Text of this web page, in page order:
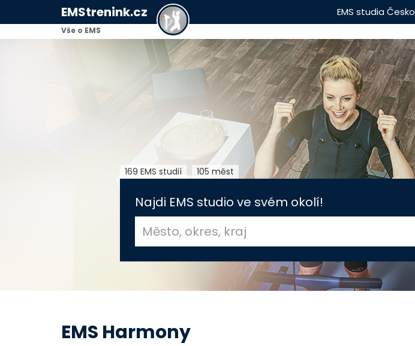
EMStrenink.cz
Vše o EMS
EMS studia Česko
169 EMS studií 105 měst
Najdi EMS studio ve svém okolí!
EMS Harmony